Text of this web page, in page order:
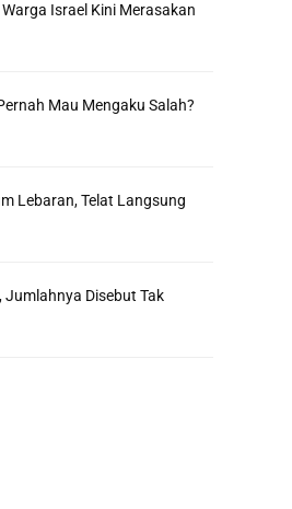
Israel Kini Merasakan
Mau Mengaku Salah?
Lebaran, Telat Langsung
Jumlahnya Disebut Tak